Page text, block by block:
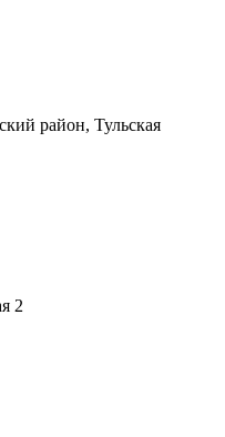
район, Тульская
2